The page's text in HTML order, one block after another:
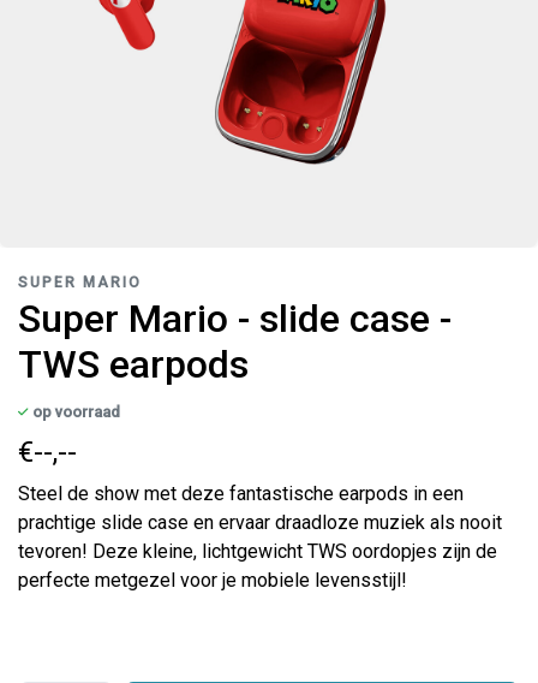
SUPER MARIO
Super Mario - slide case -
TWS earpods
op voorraad
€--,--
Steel de show met deze fantastische earpods in een
prachtige slide case en ervaar draadloze muziek als nooit
tevoren! Deze kleine, lichtgewicht TWS oordopjes zijn de
perfecte metgezel voor je mobiele levensstijl!